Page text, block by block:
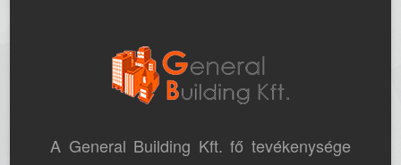
A General Building Kft. fő tevékenysége